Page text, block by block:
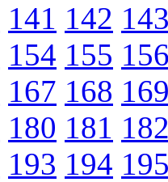
141 142
154 155
167 168
180 181
193 194